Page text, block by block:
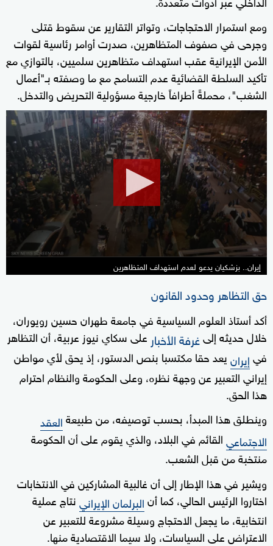
ومع استمرار الاحتجاجات، وتواتر التقارير عن سقوط قتلى
وجرحى في صفوف المتظاهرين، صدرت أوامر رئاسية لقوات
الأمن الإيرانية عقب استهداف متظاهرين سلميين، بالتوازي مع
تأكيد السلطة القضائية عدم التسامح مع ما وصفته بـ"أعمال
الشغب"، محملةً أطرافاً خارجية مسؤولية التحريض والتدخل.
0
seconds
of
11
minutes,
29
seconds
إيران.. بزشكيان يدعو لعدم استهداف المتظاهرين
حق التظاهر وحدود القانون
أكد أستاذ العلوم السياسية في جامعة طهران حسين رويوران،
خلال حديثه إلىغرفة الأخبار على سكاي نيوز عربية، أن التظاهر
فيإيرانيعد حقا مكتسبا بنص الدستور، إذ يحق لأي مواطن
إيراني التعبير عن وجهة نظره، وعلى الحكومة والنظام احترام
هذا الحق.
وينطلق هذا المبدأ، بحسب توصيفه، من طبيعةالعقد
الاجتماعيالقائم في البلاد، والذي يقوم على أن الحكومة
منتخبة من قبل الشعب.
ويشير في هذا الإطار إلى أن غالبية المشاركين في الانتخابات
اختاروا الرئيس الحالي، كما أنالبرلمان الإيرانينتاج عملية
انتخابية، ما يجعل الاحتجاج وسيلة مشروعة للتعبير عن
الاعتراض على السياسات، ولا سيما الاقتصادية منها.